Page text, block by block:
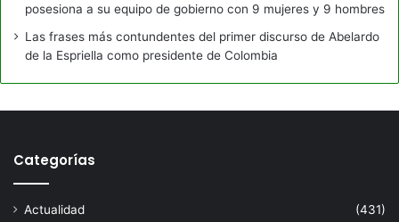
posesiona a su equipo de gobierno con 9 mujeres y 9 hombres
Las frases más contundentes del primer discurso de Abelardo
de la Espriella como presidente de Colombia
Categorías
Actualidad
(431)